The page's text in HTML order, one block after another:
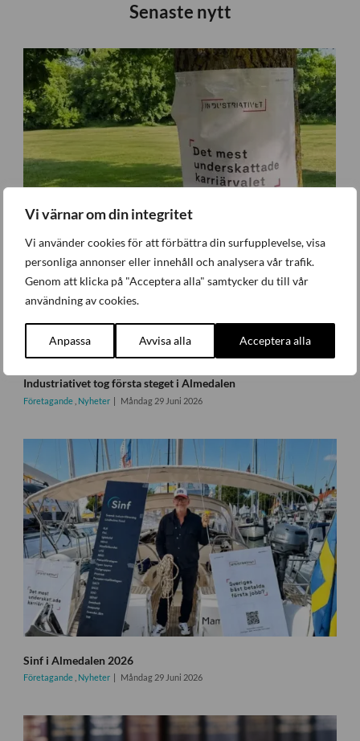
Vi värnar om din integritet
Vi använder cookies för att förbättra din surfupplevelse, visa
personliga annonser eller innehåll och analysera vår trafik.
Genom att klicka på "Acceptera alla" samtycker du till vår
användning av cookies.
Anpassa Avvisa alla Acceptera alla
Senaste nytt
Industriativet tog första steget i Almedalen
Företagande Nyheter Måndag 29 Juni 2026
Sinf i Almedalen 2026
Företagande Nyheter Måndag 29 Juni 2026